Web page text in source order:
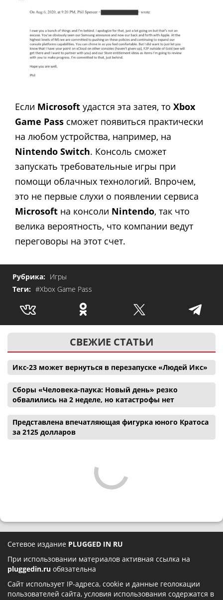
Если Microsoft удастся эта затея, то Xbox
Game Pass сможет появиться практически
на любом устройства, например, на
Nintendo Switch. Консоль сможет
запускать требовательные игры при
помощи облачных технологий. Впрочем,
это не первые слухи о появлении сервиса
Microsoft на консоли Nintendo, так что
велика вероятность, что компании ведут
переговоры на этот счет.
Рубрика: Игры
Теги: #Xbox Game Pass
СВЕЖИЕ СТАТЬИ
Икс-23 может вернуться в перезапуске «Людей Икс»
Сборы «Человека-паука: Новый день» резко
обвалились на 2 неделе, но катастрофы нет
Представлена впечатляющая фигурка юного Кратоса
за 2125 долларов
Сетевое издание PLUGGED IN RU
При использовании материалов активная ссылка на
pluggedin.ru обязательна
Сайт использует IP-адреса, cookie и данные геолокации
пользователей сайта, условия использования содержатся в